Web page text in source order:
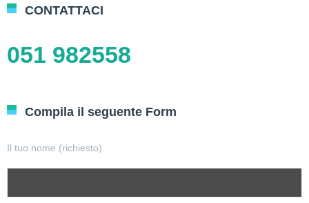
CONTATTACI
051 982558
Compila il seguente Form
Il tuo nome (richiesto)